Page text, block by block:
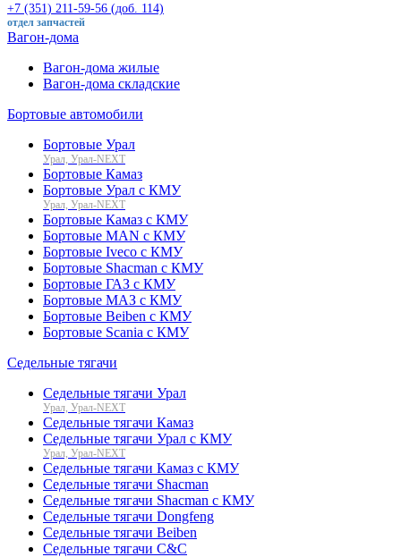
+7 (351) 211-59-56 (доб. 114)
отдел запчастей
Вагон-дома
Вагон-дома жилые
Вагон-дома складские
Бортовые автомобили
Бортовые Урал
Урал, Урал-NEXT
Бортовые Камаз
Бортовые Урал с КМУ
Урал, Урал-NEXT
Бортовые Камаз с КМУ
Бортовые MAN с КМУ
Бортовые Iveco с КМУ
Бортовые Shacman с КМУ
Бортовые ГАЗ с КМУ
Бортовые МАЗ с КМУ
Бортовые Beiben с КМУ
Бортовые Scania с КМУ
Седельные тягачи
Седельные тягачи Урал
Урал, Урал-NEXT
Седельные тягачи Камаз
Седельные тягачи Урал с КМУ
Урал, Урал-NEXT
Седельные тягачи Камаз с КМУ
Седельные тягачи Shacman
Седельные тягачи Shacman с КМУ
Седельные тягачи Dongfeng
Седельные тягачи Beiben
Седельные тягачи C&C